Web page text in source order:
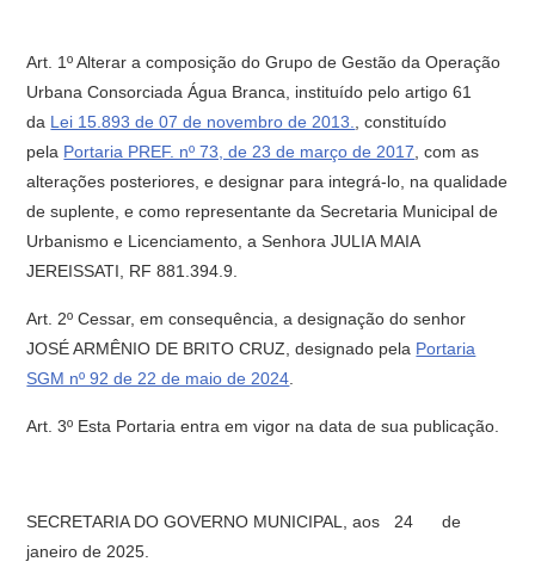
Art. 1º Alterar a composição do Grupo de Gestão da Operação
Urbana Consorciada Água Branca, instituído pelo artigo 61
da Lei 15.893 de 07 de novembro de 2013.
, constituído
pela Portaria PREF. nº 73, de 23 de março de 2017 , com as
alterações posteriores, e designar para integrá-lo, na qualidade
de suplente, e como representante da Secretaria Municipal de
Urbanismo e Licenciamento, a Senhora JULIA MAIA
JEREISSATI, RF 881.394.9.
Art. 2º Cessar, em consequência, a designação do senhor
JOSÉ ARMÊNIO DE BRITO CRUZ, designado pela Portaria
SGM nº 92 de 22 de maio de 2024
Art. 3º Esta Portaria entra em vigor na data de sua publicação.
SECRETARIA DO GOVERNO MUNICIPAL, aos 24 de
janeiro de 2025.